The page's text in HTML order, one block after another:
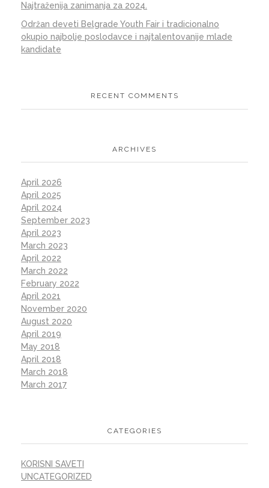
Najtraženija zanimanja za 2024.
Održan deveti Belgrade Youth Fair i tradicionalno
okupio najbolje poslodavce i najtalentovanije mlade
kandidate
RECENT COMMENTS
ARCHIVES
April 2026
April 2025
April 2024
September 2023
April 2023
March 2023
April 2022
March 2022
February 2022
April 2021
November 2020
August 2020
April 2019
May 2018
April 2018
March 2018
March 2017
CATEGORIES
KORISNI SAVETI
UNCATEGORIZED